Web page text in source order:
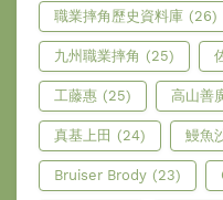
職業摔角歷史資料庫 (26)
九州職業摔角 (25)
工藤惠 (25) 高山善
真基上田 (24) 鰻魚
Bruiser Brody (23)